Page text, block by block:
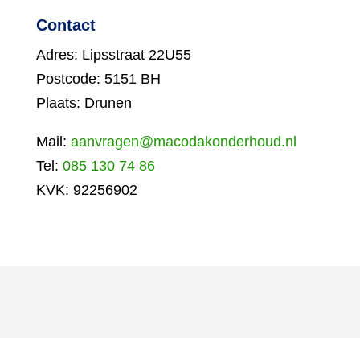
Contact
Adres: Lipsstraat 22U55
Postcode: 5151 BH
Plaats: Drunen
Mail: aanvragen@macodakonderhoud.nl
Tel: 085 130 74 86
KVK: 92256902